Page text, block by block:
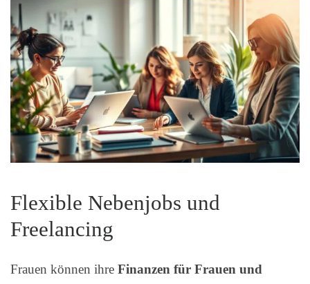
Flexible Nebenjobs und
Freelancing
Frauen können ihre Finanzen für Frauen und